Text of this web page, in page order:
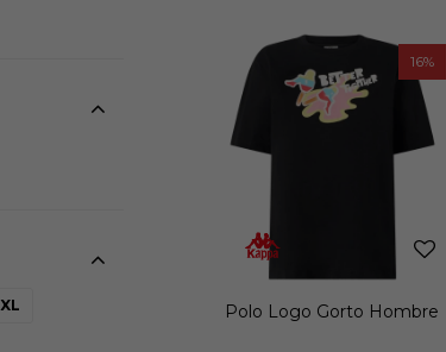
16
Polo Logo Gorto Hombre
XL